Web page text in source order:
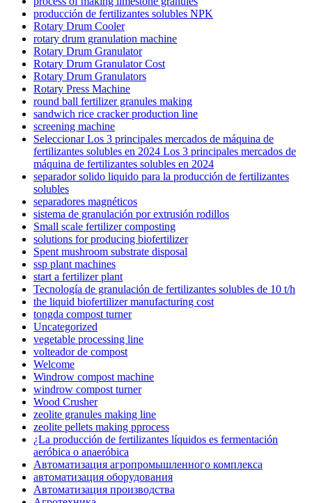
producción de fertilizantes solubles NPK
Rotary Drum Cooler
rotary drum granulation machine
Rotary Drum Granulator
Rotary Drum Granulator Cost
Rotary Drum Granulators
Rotary Press Machine
round ball fertilizer granules making
sandwich rice cracker production line
screening machine
Seleccionar Los 3 principales mercados de máquina de
fertilizantes solubles en 2024 Los 3 principales mercados de
máquina de fertilizantes solubles en 2024
separador solido liquido para la producción de fertilizantes
solubles
separadores magnéticos
sistema de granulación por extrusión rodillos
Small scale fertilizer composting
solutions for producing biofertilizer
Spent mushroom substrate disposal
ssp plant machines
start a fertilizer plant
Tecnología de granulación de fertilizantes solubles de 10 t/h
the liquid biofertilizer manufacturing cost
tongda compost turner
Uncategorized
vegetable processing line
volteador de compost
Welcome
Windrow compost machine
windrow compost turner
Wood Crusher
zeolite granules making line
zeolite pellets making pprocess
¿La producción de fertilizantes líquidos es fermentación
aeróbica o anaeróbica
Автоматизация агропромышленного комплекса
автоматизация оборудования
Автоматизация производства